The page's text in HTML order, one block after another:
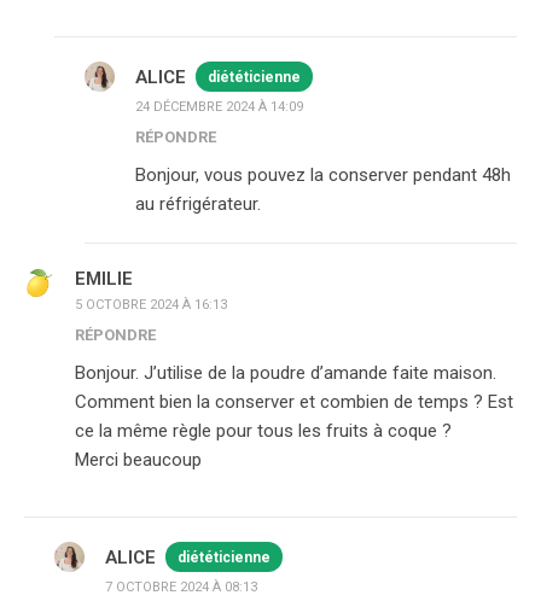
ALICE diététicienne
24 DÉCEMBRE 2024 À 14:09
RÉPONDRE
Bonjour, vous pouvez la conserver pendant 48h
au réfrigérateur.
EMILIE
5 OCTOBRE 2024 À 16:13
RÉPONDRE
Bonjour. J’utilise de la poudre d’amande faite maison.
Comment bien la conserver et combien de temps ? Est
ce la même règle pour tous les fruits à coque ?
Merci beaucoup
ALICE diététicienne
7 OCTOBRE 2024 À 08:13